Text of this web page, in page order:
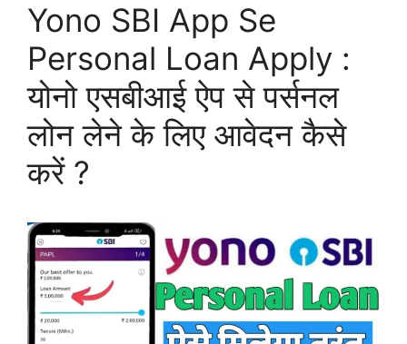
Yono SBI App Se
Personal Loan Apply :
योनो एसबीआई ऐप से पर्सनल
लोन लेने के लिए आवेदन कैसे
करें ?